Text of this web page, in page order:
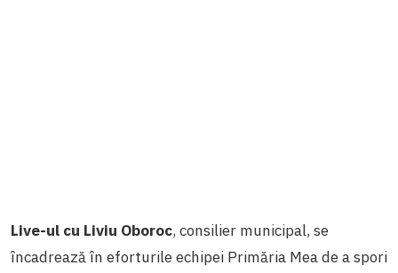
Live-ul cu Liviu Oboroc, consilier municipal, se
încadrează în eforturile echipei Primăria Mea de a spori